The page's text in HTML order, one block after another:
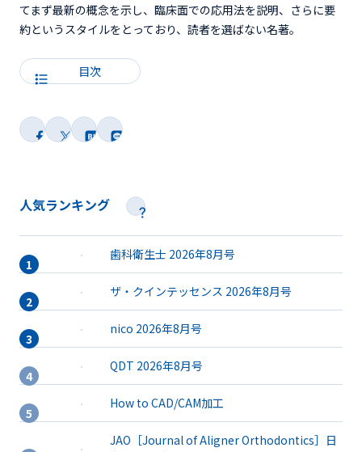
てまず最新の概念を示し、臨床面での応用法を説明、さらに要
約というスタイルをとっており、読者を選ばない名著。
目次
人気ランキング
歯科衛生士 2026年8月号
ザ・クインテッセンス 2026年8月号
nico 2026年8月号
QDT 2026年8月号
How to CAD/CAM加工
JAO［Journal of Aligner Orthodontics］日